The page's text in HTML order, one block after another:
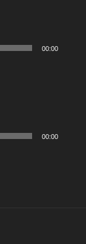
00:00
00:00